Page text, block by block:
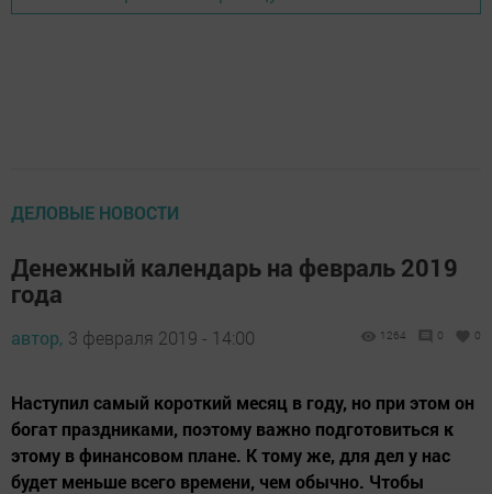
ДЕЛОВЫЕ НОВОСТИ
Денежный календарь на февраль 2019
года
автор, 3 февраля 2019 - 14:00 1264 0 0
Наступил самый короткий месяц в году, но при этом он
богат праздниками, поэтому важно подготовиться к
этому в финансовом плане. К тому же, для дел у нас
будет меньше всего времени, чем обычно. Чтобы